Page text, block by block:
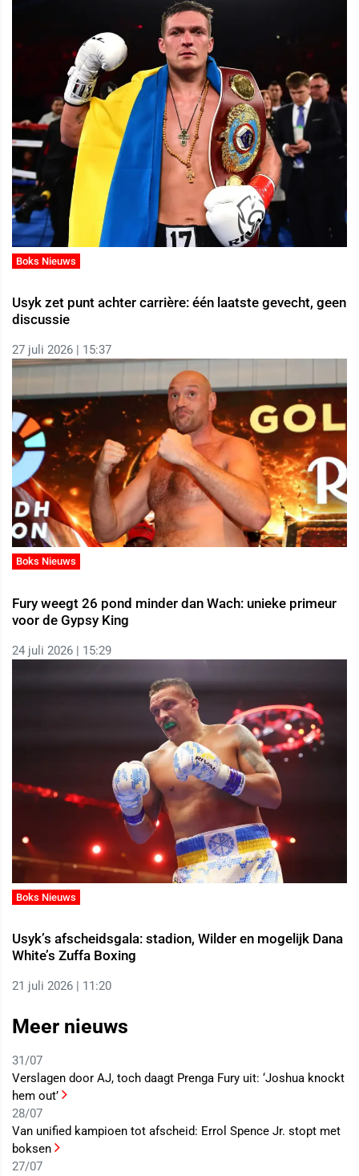
Boks Nieuws
Usyk zet punt achter carrière: één laatste gevecht, geen
discussie
27 juli 2026 | 15:37
Boks Nieuws
Fury weegt 26 pond minder dan Wach: unieke primeur
voor de Gypsy King
24 juli 2026 | 15:29
Boks Nieuws
Usyk’s afscheidsgala: stadion, Wilder en mogelijk Dana
White’s Zuffa Boxing
21 juli 2026 | 11:20
Meer nieuws
31/07
Verslagen door AJ, toch daagt Prenga Fury uit: ‘Joshua knockt
hem out’
28/07
Van unified kampioen tot afscheid: Errol Spence Jr. stopt met
boksen
27/07